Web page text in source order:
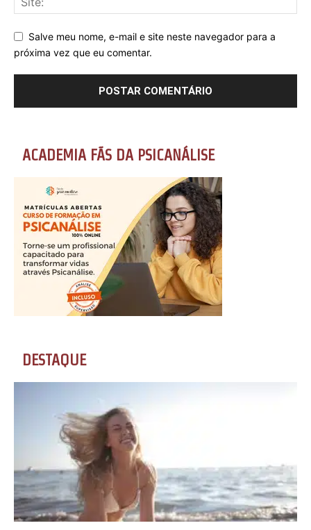
Salve meu nome, e-mail e site neste navegador para a
próxima vez que eu comentar.
ACADEMIA FÃS DA PSICANÁLISE
DESTAQUE